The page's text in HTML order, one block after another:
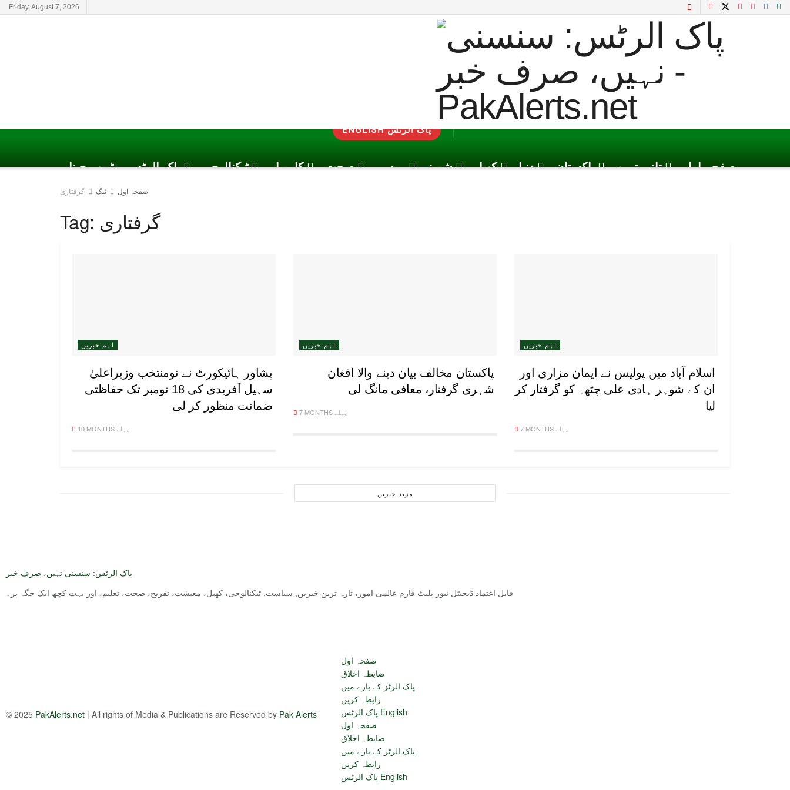
Friday, August 7, 2026
ENGLISH پاک الرٹس
پاک الرٹس یوٹیوب چینل ٹیکنالوجی کاروبار صحت موسم شوبز کھیل دنیا پاکستان تازہ ترین صفحہ اول
صفحہ اول ٹیگ گرفتاری
Tag: گرفتاری
اہم خبریں
اسلام آباد میں پولیس نے ایمان مزاری اور
ان کے شوہر ہادی علی چٹھہ کو گرفتار کر
لیا
7 MONTHS پہلے
اہم خبریں
پاکستان مخالف بیان دینے والا افغان
شہری گرفتار، معافی مانگ لی
7 MONTHS پہلے
اہم خبریں
پشاور ہائیکورٹ نے نومنتخب وزیراعلیٰ
سہیل آفریدی کی 18 نومبر تک حفاظتی
ضمانت منظور کر لی
10 MONTHS پہلے
مزید خبریں
پاک الرٹس: سنسنی نہیں، صرف خبر
قابل اعتماد ڈیجیٹل نیوز پلیٹ فارم عالمی امور، تازہ ترین خبریں, سیاست, ٹیکنالوجی، کھیل، معیشت، تفریح، صحت، تعلیم، اور بہت کچھ ایک جگہ پر۔
© 2025 PakAlerts.net | All rights of Media & Publications are Reserved by Pak Alerts
صفحہ اول
ضابطہ اخلاق
پاک الرٹز کے بارے میں
رابطہ کریں
پاک الرٹس English
صفحہ اول
ضابطہ اخلاق
پاک الرٹز کے بارے میں
رابطہ کریں
پاک الرٹس English